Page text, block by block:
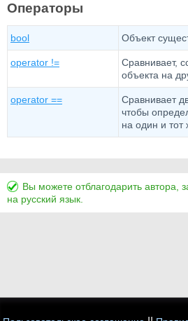
Операторы
bool Объект
operator !=
Сравнивает,
объекта на
operator ==
Сравнивает
чтобы
на один и тот
Вы можете отблагодарить автора,
на русский язык.